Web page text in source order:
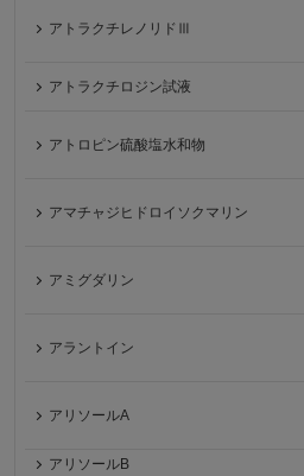
アトラクチレノリドⅢ
アトラクチロジン試液
アトロピン硫酸塩水和物
アマチャジヒドロイソクマリン
アミグダリン
アラントイン
アリソールA
アリソールB